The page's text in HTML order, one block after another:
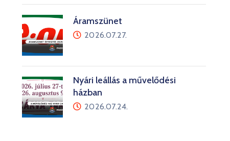
Áramszünet
2026.07.27.
Nyári leállás a művelődési
házban
2026.07.24.